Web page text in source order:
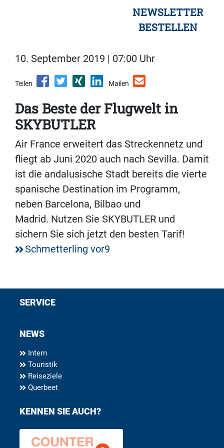
NEWSLETTER
BESTELLEN
10. September 2019 | 07:00 Uhr
Teilen Mailen
Das Beste der Flugwelt in
SKYBUTLER
Air France erweitert das Streckennetz und
fliegt ab Juni 2020 auch nach Sevilla. Damit
ist die andalusische Stadt bereits die vierte
spanische Destination im Programm,
neben Barcelona, Bilbao und
Madrid. Nutzen Sie SKYBUTLER und
sichern Sie sich jetzt den besten Tarif!
Schmetterling vor9
SERVICE
NEWS
Intern
Touristik
Reiseziele
Querbeet
KENNEN SIE AUCH?